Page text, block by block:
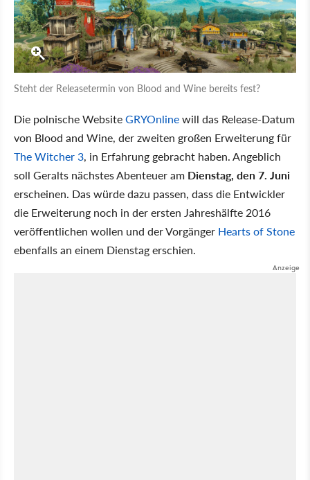
Steht der Releasetermin von Blood and Wine bereits fest?
Die polnische WebsiteGRYOnlinewill das Release-Datum
von Blood and Wine, der zweiten großen Erweiterung für
The Witcher 3, in Erfahrung gebracht haben. Angeblich
soll Geralts nächstes Abenteuer am Dienstag, den 7. Juni
erscheinen. Das würde dazu passen, dass die Entwickler
die Erweiterung noch in der ersten Jahreshälfte 2016
veröffentlichen wollen und der Vorgänger Hearts of Stone
ebenfalls an einem Dienstag erschien.